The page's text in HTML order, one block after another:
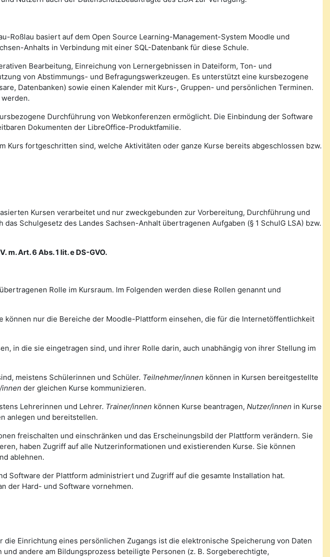
Roßlau basiert auf dem Open Source Learning-Management-System Moodle und
Anhalts in Verbindung mit einer SQL-Datenbank für diese Schule.
Bearbeitung, Einreichung von Lernergebnissen in Dateiform, Ton- und
von Abstimmungs- und Befragungswerkzeugen. Es unterstützt eine kursbezogene
Datenbanken) sowie einen Kalender mit Kurs-, Gruppen- und persönlichen Terminen.
Durchführung von Webkonferenzen ermöglicht. Die Einbindung der Software
Dokumenten der LibreOffice-Produktfamilie.
Kurs fortgeschritten sind, welche Aktivitäten oder ganze Kurse bereits abgeschlossen bzw.
Kursen verarbeitet und nur zweckgebunden zur Vorbereitung, Durchführung und
Schulgesetz des Landes Sachsen-Anhalt übertragenen Aufgaben (§ 1 SchulG LSA) bzw.
Art. 6 Abs. 1 lit. e DS-GVO.
Rolle im Kursraum. Im Folgenden werden diese Rollen genannt und
nur die Bereiche der Moodle-Plattform einsehen, die für die Internetöffentlichkeit
in die sie eingetragen sind, und ihrer Rolle darin, auch unabhängig von ihrer Stellung im
meistens Schülerinnen und Schüler. Teilnehmer/innen können in Kursen bereitgestellte
innen der gleichen Kurse kommunizieren.
Lehrerinnen und Lehrer. Trainer/innen können Kurse beantragen, Nutzer/innen in Kurse
anlegen und bereitstellen.
freischalten und einschränken und das Erscheinungsbild der Plattform verändern. Sie
haben Zugriff auf alle Nutzerinformationen und existierenden Kurse. Sie können
ablehnen.
Software der Plattform administriert und Zugriff auf die gesamte Installation hat.
der Hard- und Software vornehmen.
Einrichtung eines persönlichen Zugangs ist die elektronische Speicherung von Daten
andere am Bildungsprozess beteiligte Personen (z. B. Sorgeberechtigte,